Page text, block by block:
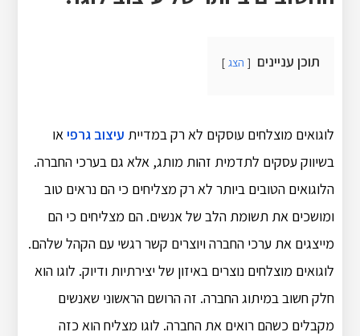
תוכן עניינים הצג
לוגואים מוצלחים עוסקים לא רק במדיית עיצוב גרפיאו
בשיווק עסקים לתדמית זהות מותג, אלא גם בערכי החברה.
הלוגואים הטובים ביותר לא רק מצליחים כי הם נראים טוב
ומושכים את תשומת הלב של אנשים. הם מצליחים כי הם
מייצגים את ערכי החברה ויוצרים קשר רגשי עם הקהל שלהם.
לוגואים מוצלחים נוצרים באיזון של יצירתיות ודיוק. לוגו הוא
חלק חשוב במיתוג החברה. זה הרושם הראשוני שאנשים
מקבלים כשהם רואים את החברה. לוגו מצליח הוא כזה